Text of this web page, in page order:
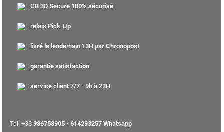
CB 3D Secure 100% sécurisé
relais Pick-Up
livré le lendemain 13H par Chronopost
garantie satisfaction
service client 7/7 - 9h à 22H
Tel: +33 986758905 - 614293257 Whatsapp